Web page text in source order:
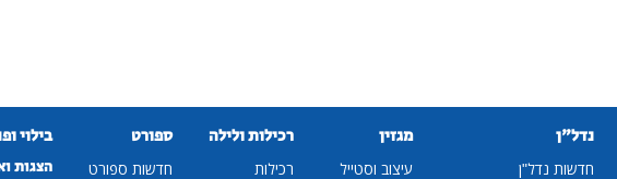
נדל"ן
חדשות נדל"ן
מגזין
עיצוב וסטייל
רכילות ולילה
רכילות
ספורט
חדשות ספורט
בילוי
הצגות